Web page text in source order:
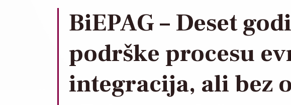
BiEPAG – Deset
podrške procesu
integracija, ali bez